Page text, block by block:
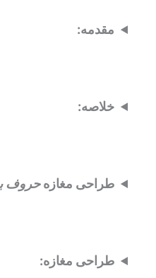
مقدمه:
خلاصه:
طراحی مغازهحروف
طراحی مغازه: